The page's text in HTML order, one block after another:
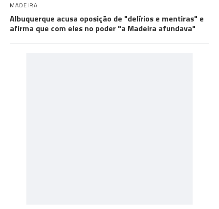
MADEIRA
Albuquerque acusa oposição de "delírios e mentiras" e
afirma que com eles no poder "a Madeira afundava"